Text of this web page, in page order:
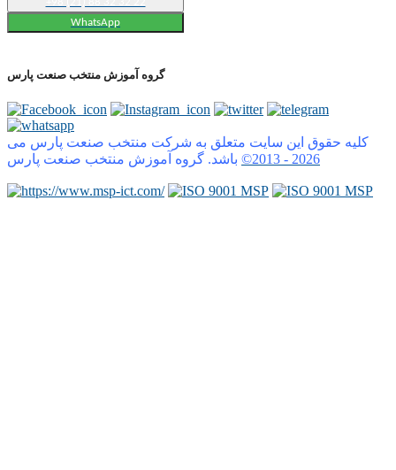
WhatsApp
گروه آموزش منتخب صنعت پارس
کلیه حقوق این سایت متعلق به شرکت منتخب صنعت پارس می
©2013 - 2026